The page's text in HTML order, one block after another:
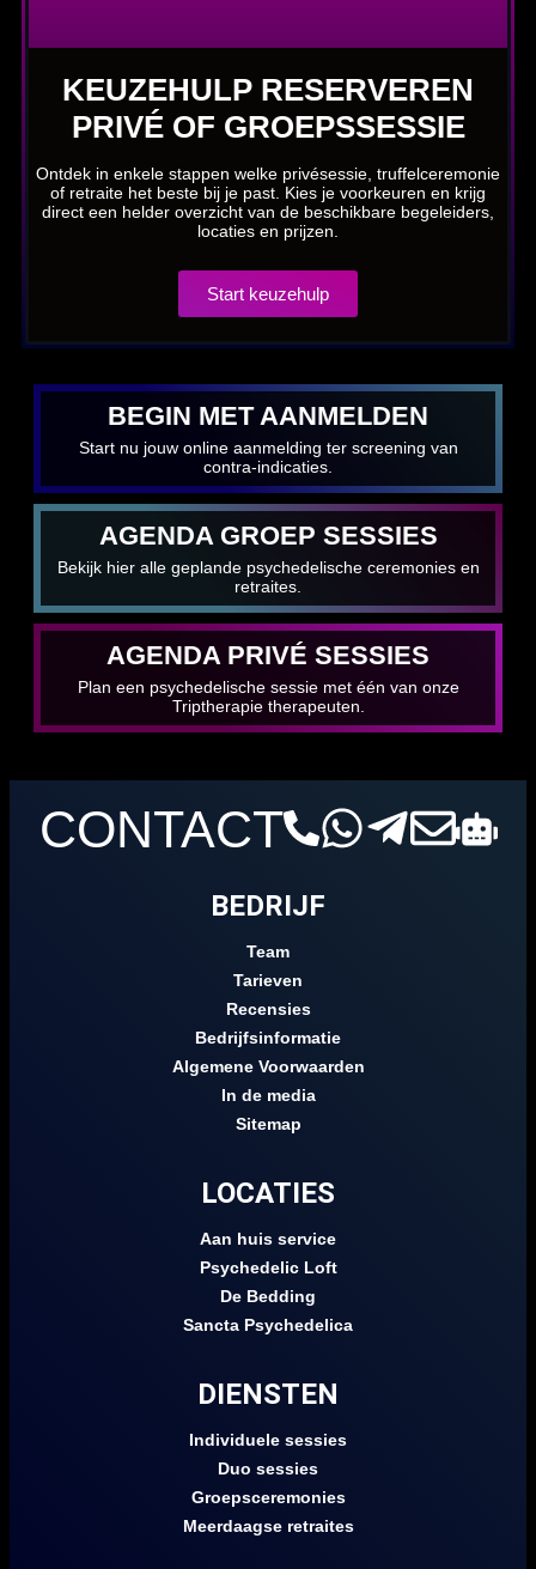
KEUZEHULP RESERVEREN
PRIVÉ OF GROEPSSESSIE
Ontdek in enkele stappen welke privésessie, truffelceremonie
of retraite het beste bij je past. Kies je voorkeuren en krijg
direct een helder overzicht van de beschikbare begeleiders,
locaties en prijzen.
Start keuzehulp
BEGIN MET AANMELDEN
Start nu jouw online aanmelding ter screening van
contra-indicaties.
AGENDA GROEP SESSIES
Bekijk hier alle geplande psychedelische ceremonies en
retraites.
AGENDA PRIVÉ SESSIES
Plan een psychedelische sessie met één van onze
Triptherapie therapeuten.
CONTACT
BEDRIJF
Team
Tarieven
Recensies
Bedrijfsinformatie
Algemene Voorwaarden
In de media
Sitemap
LOCATIES
Aan huis service
Psychedelic Loft
De Bedding
Sancta Psychedelica
DIENSTEN
Individuele sessies
Duo sessies
Groepsceremonies
Meerdaagse retraites